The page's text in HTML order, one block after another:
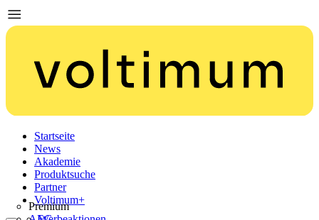
Startseite
News
Akademie
Produktsuche
Partner
Premium
Voltimum+